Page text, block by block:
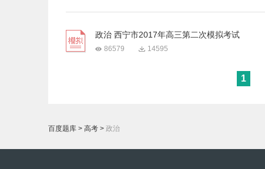
政治 西宁市2017年高三第二次模拟考试
86579 14595
1
百度题库 > 高考 > 政治